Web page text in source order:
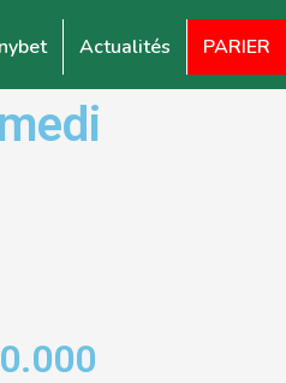
Actualités PARIER